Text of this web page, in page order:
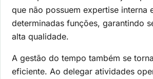
que não possuem expertise interna
determinadas funções, garantindo
alta qualidade.
A gestão do tempo também se
eficiente. Ao delegar atividades